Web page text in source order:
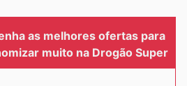
as melhores ofertas para
muito na Drogão Super